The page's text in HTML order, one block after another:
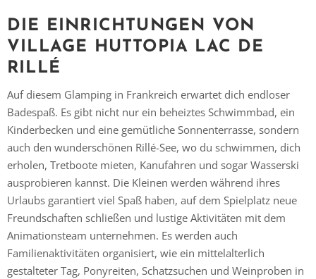
DIE EINRICHTUNGEN VON
VILLAGE HUTTOPIA LAC DE
RILLÉ
Auf diesem Glamping in Frankreich erwartet dich endloser
Badespaß. Es gibt nicht nur ein beheiztes Schwimmbad, ein
Kinderbecken und eine gemütliche Sonnenterrasse, sondern
auch den wunderschönen Rillé-See, wo du schwimmen, dich
erholen, Tretboote mieten, Kanufahren und sogar Wasserski
ausprobieren kannst. Die Kleinen werden während ihres
Urlaubs garantiert viel Spaß haben, auf dem Spielplatz neue
Freundschaften schließen und lustige Aktivitäten mit dem
Animationsteam unternehmen. Es werden auch
Familienaktivitäten organisiert, wie ein mittelalterlich
gestalteter Tag, Ponyreiten, Schatzsuchen und Weinproben in